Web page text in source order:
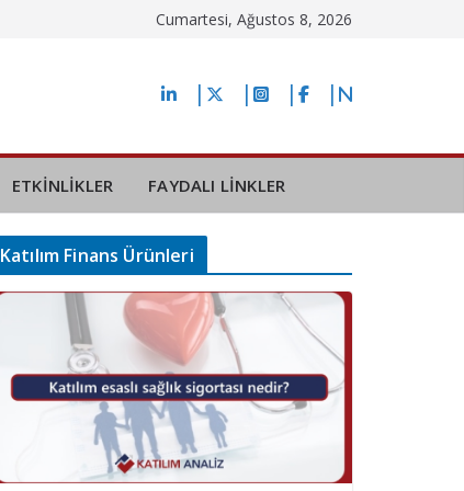
Cumartesi, Ağustos 8, 2026
ETKİNLİKLER FAYDALI LİNKLER
Katılım Finans Ürünleri